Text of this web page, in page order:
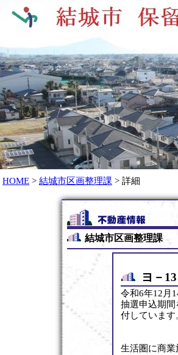
HOME > 結城市区画整理課 > 詳細
結城市区画整理課
ヨ－
令和6年12月
抽選申込期
付しています
生活圏に商